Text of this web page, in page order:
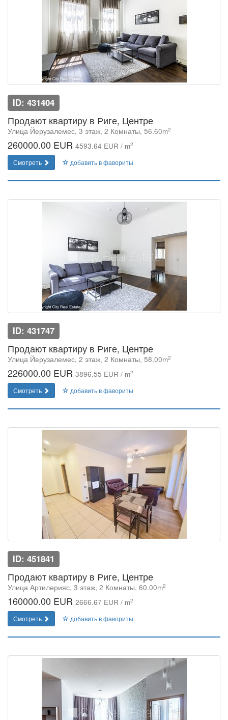
ID: 431404
Продают квартиру в Риге, Центре
Улица Йeрузалемес, 3 этаж, 2 Комнаты, 56.60m2
260000.00 EUR 4593.64 EUR / m2
Смотреть добавить в фавориты
ID: 431747
Продают квартиру в Риге, Центре
Улица Йeрузалемес, 2 этаж, 2 Комнаты, 58.00m2
226000.00 EUR 3896.55 EUR / m2
Смотреть добавить в фавориты
ID: 451841
Продают квартиру в Риге, Центре
Улица Артилерияс, 3 этаж, 2 Комнаты, 60.00m2
160000.00 EUR 2666.67 EUR / m2
Смотреть добавить в фавориты